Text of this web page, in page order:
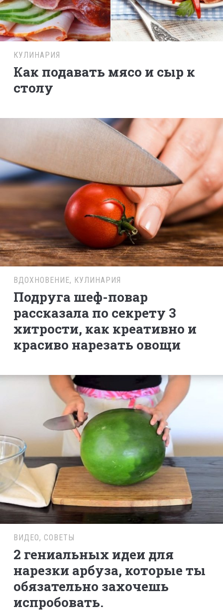
КУЛИНАРИЯ
Как подавать мясо и сыр к
столу
ВДОХНОВЕНИЕ, КУЛИНАРИЯ
Подруга шеф-повар
рассказала по секрету 3
хитрости, как креативно и
красиво нарезать овощи
ВИДЕО, СОВЕТЫ
2 гениальных идеи для
нарезки арбуза, которые ты
обязательно захочешь
испробовать.